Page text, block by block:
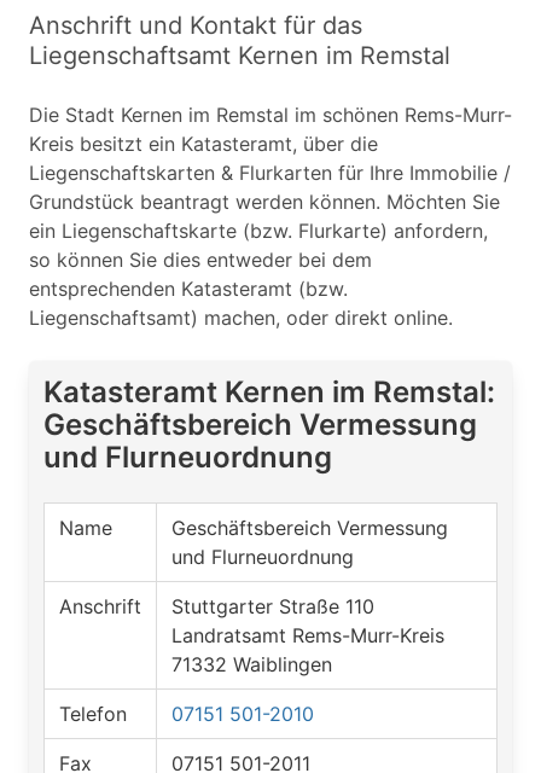
Anschrift und Kontakt für das
Liegenschaftsamt Kernen im Remstal
Die Stadt Kernen im Remstal im schönen Rems-Murr-
Kreis besitzt ein Katasteramt, über die
Liegenschaftskarten & Flurkarten für Ihre Immobilie /
Grundstück beantragt werden können. Möchten Sie
ein Liegenschaftskarte (bzw. Flurkarte) anfordern,
so können Sie dies entweder bei dem
entsprechenden Katasteramt (bzw.
Liegenschaftsamt) machen, oder direkt online.
Katasteramt Kernen im Remstal:
Geschäftsbereich Vermessung
und Flurneuordnung
Name
Geschäftsbereich Vermessung
und Flurneuordnung
Anschrift
Stuttgarter Straße 110
Landratsamt Rems-Murr-Kreis
71332 Waiblingen
Telefon 07151 501-2010
Fax 07151 501-2011